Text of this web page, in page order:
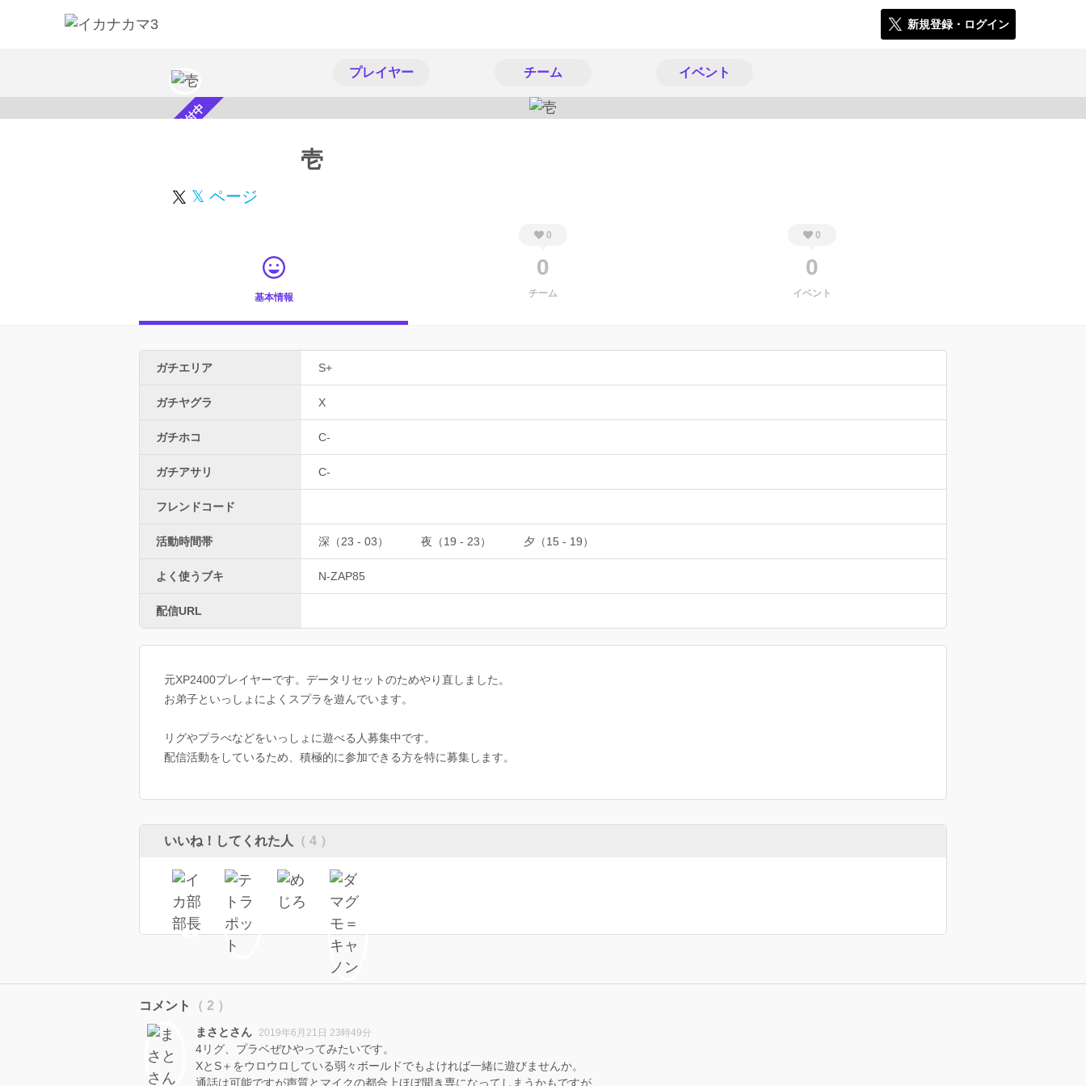
新規登録・ログイン
プレイヤー チーム イベント
スカウト受付中 壱
𝕏 ページ
基本情報
0
0
チーム
0
0
イベント
ガチエリア S+
ガチヤグラ X
ガチホコ C-
ガチアサリ C-
フレンドコード
活動時間帯 深（23 - 03） 夜（19 - 23） 夕（15 - 19）
よく使うブキ N-ZAP85
配信URL
元XP2400プレイヤーです。データリセットのためやり直しました。
お弟子といっしょによくスプラを遊んでいます。
リグやプラべなどをいっしょに遊べる人募集中です。
配信活動をしているため、積極的に参加できる方を特に募集します。
いいね！してくれた人 （ 4 ）
コメント （ 2 ）
まさとさん 2019年6月21日 23時49分
4リグ、プラベぜひやってみたいです。
XとS＋をウロウロしている弱々ボールドでもよければ一緒に遊びませんか。
通話は可能ですが声質とマイクの都合上ほぼ聞き専になってしまうかもですが…